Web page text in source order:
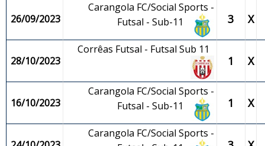
26/09/2023
Carangola FC/Social Sports -
Futsal - Sub-11
3 X
28/10/2023
Corrêas Futsal - Futsal Sub 11
1 X
16/10/2023
Carangola FC/Social Sports -
Futsal - Sub-11
1 X
Carangola FC/Social Sports -